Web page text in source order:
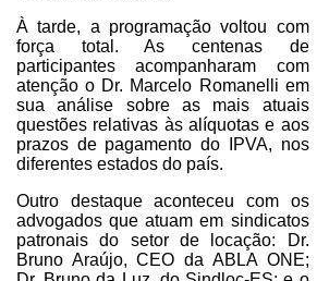
À tarde, a programação voltou com
força total. As centenas de
participantes acompanharam com
atenção o Dr. Marcelo Romanelli em
sua análise sobre as mais atuais
questões relativas às alíquotas e aos
prazos de pagamento do IPVA, nos
diferentes estados do país.
Outro destaque aconteceu com os
advogados que atuam em sindicatos
patronais do setor de locação: Dr.
Bruno Araújo, CEO da ABLA ONE;